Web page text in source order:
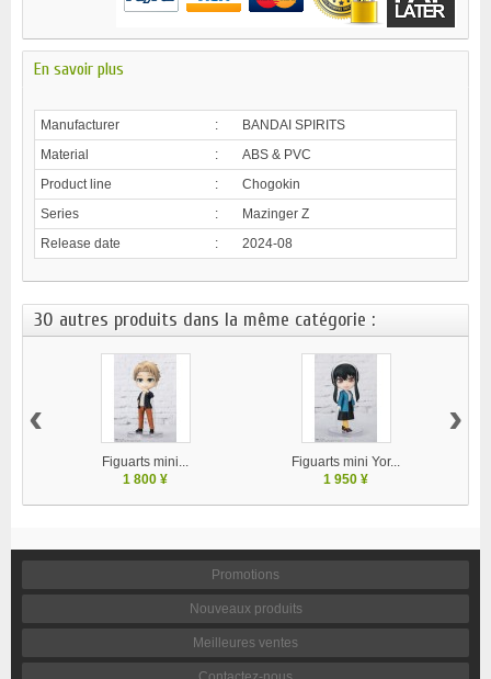
En savoir plus
Manufacturer :
BANDAI SPIRITS
Material
:
ABS & PVC
Product line
:
Chogokin
Series
:
Mazinger Z
Release date
: 2024-08
30 autres produits dans la même catégorie :
Figuarts mini...
1 800 ¥
Figuarts mini Yor...
1 950 ¥
‹ ›
Promotions
Nouveaux produits
Meilleures ventes